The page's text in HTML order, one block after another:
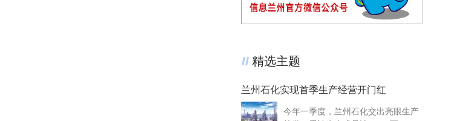
精选主题
兰州石化实现首季生产经营开门红
今年一季度，兰州石化交出亮眼生产